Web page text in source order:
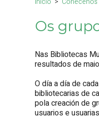
Os
Nas Bibliotecas
resultados de
O día a día de
bibliotecarias de
pola creación de
usuarios e